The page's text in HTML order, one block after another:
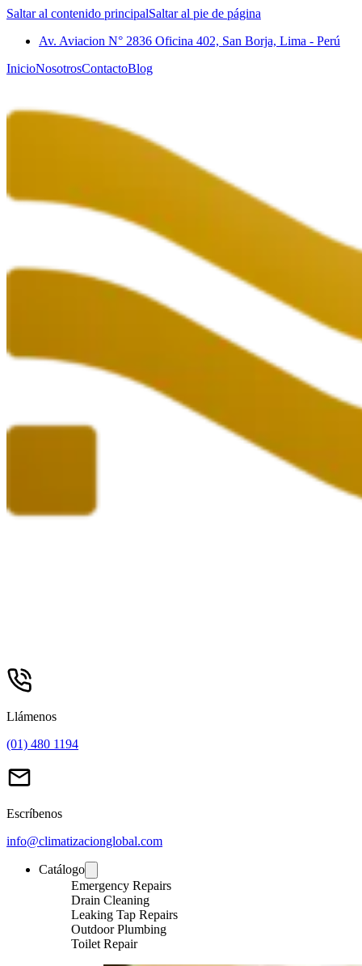
Saltar al contenido principalSaltar al pie de página
Av. Aviacion N° 2836 Oficina 402, San Borja, Lima - Perú
InicioNosotrosContactoBlog
Llámenos
(01) 480 1194
Escríbenos
info@climatizacionglobal.com
Catálogo
Emergency Repairs
Drain Cleaning
Leaking Tap Repairs
Outdoor Plumbing
Toilet Repair